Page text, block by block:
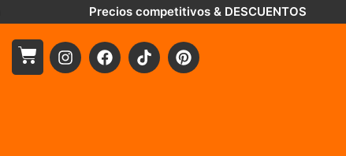
Precios competitivos & DESCUENTOS